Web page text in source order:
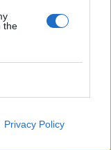
the
Privacy Policy